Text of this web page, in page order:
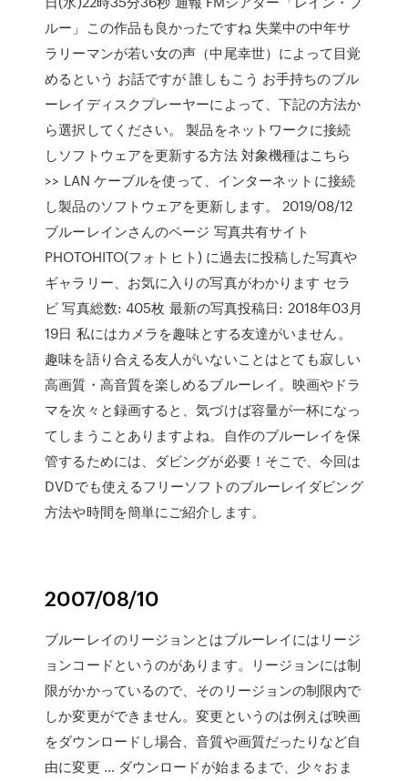
ルー」この作品も良かったですね 失業中の中年サ
ラリーマンが若い女の声（中尾幸世）によって目覚
めるという お話ですが 誰しもこう お手持ちのブル
ーレイディスクプレーヤーによって、下記の方法か
ら選択してください。 製品をネットワークに接続
しソフトウェアを更新する方法 対象機種はこちら
>> LAN ケーブルを使って、インターネットに接続
し製品のソフトウェアを更新します。 2019/08/12
ブルーレインさんのページ 写真共有サイト
PHOTOHITO(フォトヒト) に過去に投稿した写真や
ギャラリー、お気に入りの写真がわかります セラ
ビ 写真総数: 405枚 最新の写真投稿日: 2018年03月
19日 私にはカメラを趣味とする友達がいません。
趣味を語り合える友人がいないことはとても寂しい
高画質・高音質を楽しめるブルーレイ。映画やドラ
マを次々と録画すると、気づけば容量が一杯になっ
てしまうことありますよね。自作のブルーレイを保
管するためには、ダビングが必要！そこで、今回は
DVDでも使えるフリーソフトのブルーレイダビング
方法や時間を簡単にご紹介します。
2007/08/10
ブルーレイのリージョンとはブルーレイにはリージ
ョンコードというのがあります。リージョンには制
限がかかっているので、そのリージョンの制限内で
しか変更ができません。変更というのは例えば映画
をダウンロードし場合、音質や画質だったりなど自
由に変更 … ダウンロードが始まるまで、少々おま